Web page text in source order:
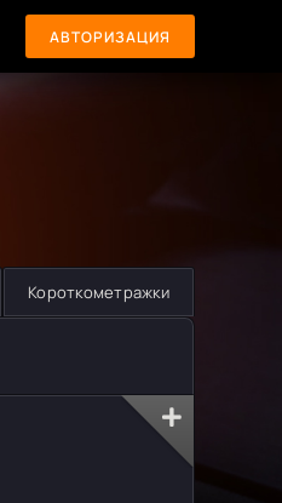
АВТОРИЗАЦИЯ
Короткометражки